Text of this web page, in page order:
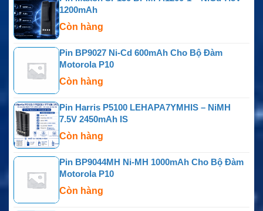
1200mAh
Còn hàng
Pin BP9027 Ni-Cd 600mAh Cho Bộ Đàm
Motorola P10
Còn hàng
Pin Harris P5100 LEHAPA7YMHIS – NiMH
7.5V 2450mAh IS
Còn hàng
Pin BP9044MH Ni-MH 1000mAh Cho Bộ Đàm
Motorola P10
Còn hàng